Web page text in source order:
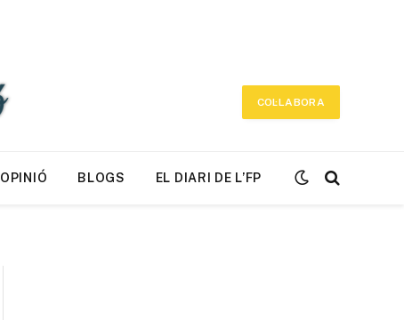
COL·LABORA
OPINIÓ BLOGS EL DIARI DE L’FP